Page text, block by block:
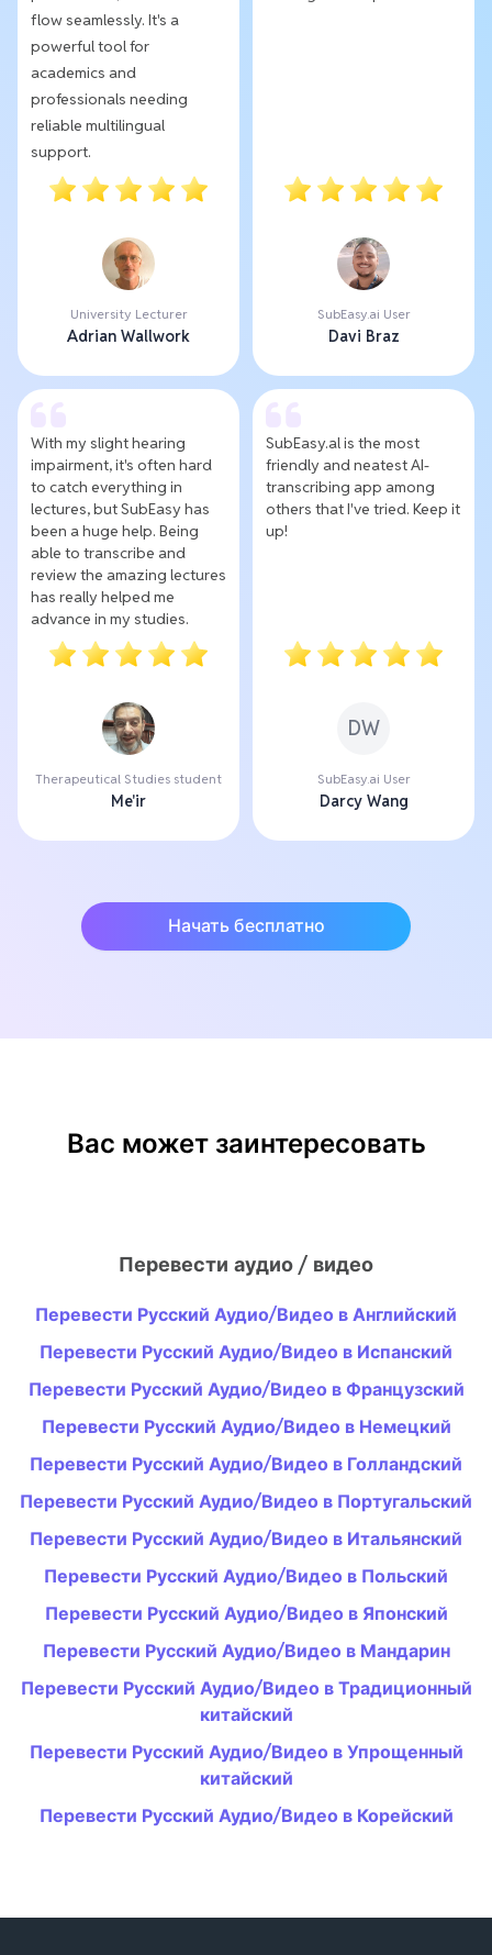
flow seamlessly. It's a
powerful tool for
academics and
professionals needing
reliable multilingual
support.
University Lecturer
Adrian Wallwork
SubEasy.ai User
Davi Braz
With my slight hearing
impairment, it's often hard
to catch everything in
lectures, but SubEasy has
been a huge help. Being
able to transcribe and
review the amazing lectures
has really helped me
advance in my studies.
Therapeutical Studies student
Me'ir
SubEasy.al is the most
friendly and neatest AI-
transcribing app among
others that I've tried. Keep it
up!
DW
SubEasy.ai User
Darcy Wang
Начать бесплатно
Вас может заинтересовать
Перевести аудио / видео
Перевести Русский Аудио/Видео в Английский
Перевести Русский Аудио/Видео в Испанский
Перевести Русский Аудио/Видео в Французский
Перевести Русский Аудио/Видео в Немецкий
Перевести Русский Аудио/Видео в Голландский
Перевести Русский Аудио/Видео в Португальский
Перевести Русский Аудио/Видео в Итальянский
Перевести Русский Аудио/Видео в Польский
Перевести Русский Аудио/Видео в Японский
Перевести Русский Аудио/Видео в Мандарин
Перевести Русский Аудио/Видео в Традиционный
китайский
Перевести Русский Аудио/Видео в Упрощенный
китайский
Перевести Русский Аудио/Видео в Корейский